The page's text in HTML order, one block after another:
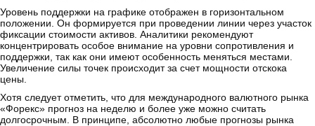
Уровень поддержки на графике отображен в горизонтальном
положении. Он формируется при проведении линии через участок
фиксации стоимости активов. Аналитики рекомендуют
концентрировать особое внимание на уровни сопротивления и
поддержки, так как они имеют особенность меняться местами.
Увеличение силы точек происходит за счет мощности отскока
цены.
Хотя следует отметить, что для международного валютного рынка
«Форекс» прогноз на неделю и более уже можно считать
долгосрочным. В принципе, абсолютно любые прогнозы рынка